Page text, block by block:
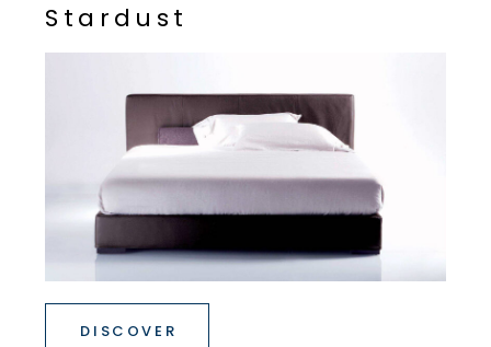
S ta rd u st
DISCOVER